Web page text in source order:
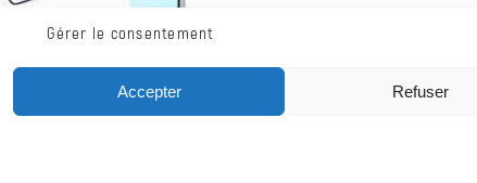
Gérer le consentement
Accepter Refuser